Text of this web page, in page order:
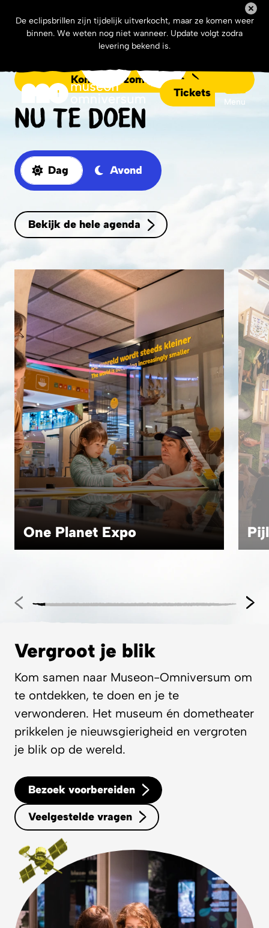
De eclipsbrillen zijn tijdelijk uitverkocht, maar ze komen weer
binnen. We weten nog niet wanneer. Update volgt zodra
levering bekend is.
Tickets
Menu
Nieuw: MUSIC!
Kom deze zomer langs
Nu te doen
Dag Avond
Bekijk de hele agenda
One Planet Expo
Vergroot je blik
Kom samen naar Museon-Omniversum om
te ontdekken, te doen en je te
verwonderen. Het museum én dometheater
prikkelen je nieuwsgierigheid en vergroten
je blik op de wereld.
Bezoek voorbereiden
Veelgestelde vragen